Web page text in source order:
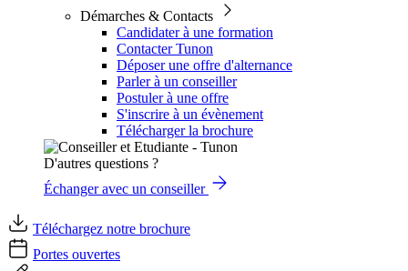
Démarches & Contacts
Candidater à une formation
Contacter Tunon
Déposer une offre d'alternance
Parler à un conseiller
Postuler à une offre
S'inscrire à un évènement
Télécharger la brochure
D'autres questions ?
Échanger avec un conseiller
Téléchargez notre brochure
Portes ouvertes